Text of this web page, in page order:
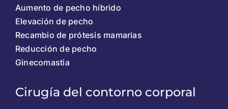
Aumento de pecho híbrido
Elevación de pecho
Recambio de prótesis mamarias
Reducción de pecho
Ginecomastia
Cirugía del contorno corporal